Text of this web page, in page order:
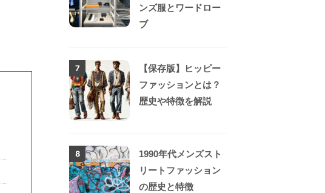
ンズ服とワードロー
ブ
7
【保存版】ヒッピー
ファッションとは？
歴史や特徴を解説
8
1990年代メンズスト
リートファッション
の歴史と特徴